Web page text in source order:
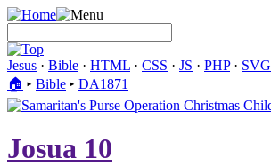
Jesus · Bible · HTML · CSS · JS · PHP· SVG
🏠︎ ▸ Bible ▸ DA1871
Josua 10